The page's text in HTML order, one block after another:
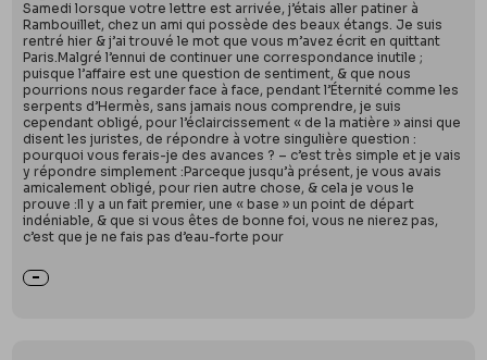
Samedi lorsque votre lettre est arrivée, j’étais aller patiner à
Rambouillet, chez un ami qui possède des beaux étangs. Je suis
rentré hier & j’ai trouvé le mot que vous m’avez écrit en quittant
Paris.Malgré l’ennui de continuer une correspondance inutile ;
puisque l’affaire est une question de sentiment, & que nous
pourrions nous regarder face à face, pendant l’Éternité comme les
serpents d’Hermès, sans jamais nous comprendre, je suis
cependant obligé, pour l’éclaircissement « de la matière » ainsi que
disent les juristes, de répondre à votre singulière question :
pourquoi vous ferais-je des avances ? – c’est très simple et je vais
y répondre simplement :Parceque jusqu’à présent, je vous avais
amicalement obligé, pour rien autre chose, & cela je vous le
prouve :Il y a un fait premier, une « base » un point de départ
indéniable, & que si vous êtes de bonne foi, vous ne nierez pas,
c’est que je ne fais pas d’eau-forte pour